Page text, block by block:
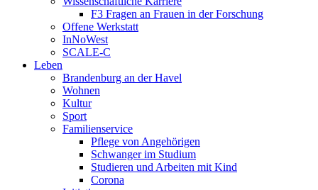
F3 Fragen an Frauen in der Forschung
Offene Werkstatt
InNoWest
SCALE-C
Leben
Brandenburg an der Havel
Wohnen
Kultur
Sport
Familienservice
Pflege von Angehörigen
Schwanger im Studium
Studieren und Arbeiten mit Kind
Corona